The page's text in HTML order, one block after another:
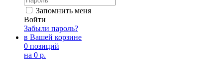
Запомнить меня
Войти
Забыли пароль?
в Вашей корзине
0 позиций
на 0 р.